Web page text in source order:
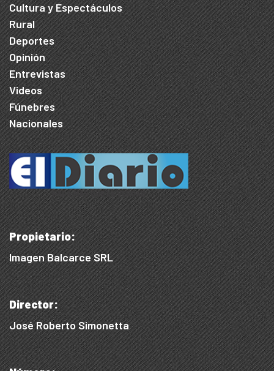
Cultura y Espectáculos
Rural
Deportes
Opinión
Entrevistas
Videos
Fúnebres
Nacionales
Propietario:
Imagen Balcarce SRL
Director:
José Roberto Simonetta